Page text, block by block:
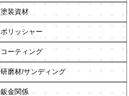
塗装資材
ポリッシャー
コーティング
研磨材/サンディング
鈑金関係